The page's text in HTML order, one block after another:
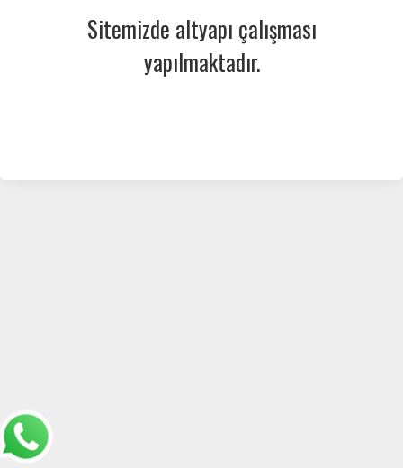
Sitemizde altyapı çalışması
yapılmaktadır.